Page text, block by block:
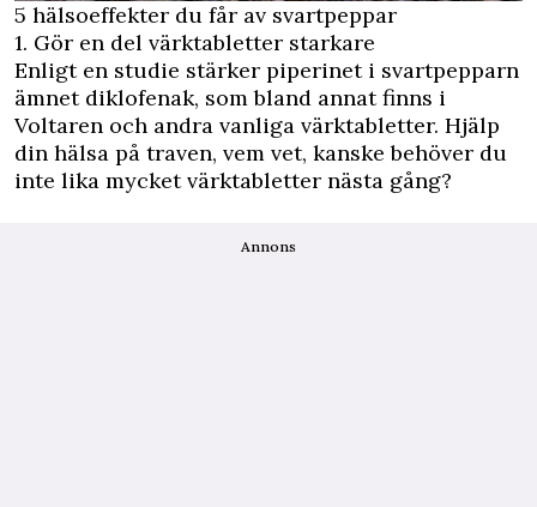
5 hälsoeffekter du får av svartpeppar
1. Gör en del värktabletter starkare
Enligt en studie stärker piperinet i svartpepparn
ämnet diklofenak, som bland annat finns i
Voltaren och andra vanliga värktabletter. Hjälp
din hälsa på traven, vem vet, kanske behöver du
inte lika mycket värktabletter nästa gång?
Annons